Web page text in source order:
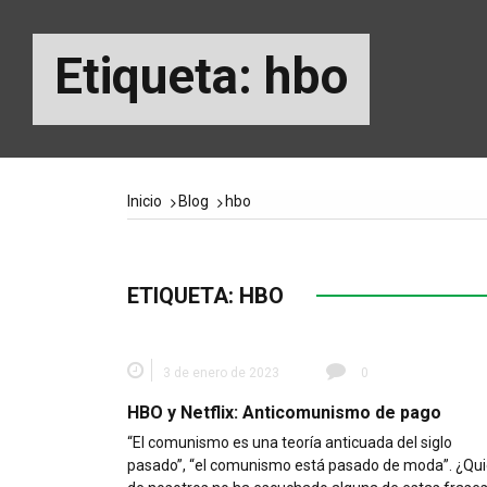
Etiqueta: hbo
Inicio Blog hbo
ETIQUETA: HBO
3 de enero de 2023 0
HBO y Netflix: Anticomunismo de pago
“El comunismo es una teoría anticuada del siglo
pasado”, “el comunismo está pasado de moda”.